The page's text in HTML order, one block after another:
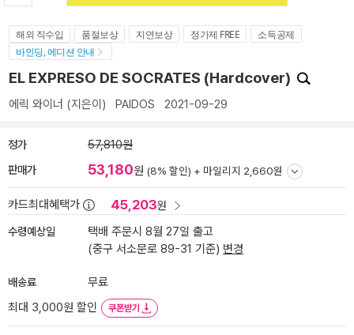
해외 직수입 품절보상 지연보상 정가제 FREE
소득공제
바인딩, 에디션 안내
EL EXPRESO DE SOCRATES (Hardcover)
에릭 와이너 (지은이) PAIDOS 2021-09-29
정가 57,810원
판매가 53,180원 (8% 할인) + 마일리지 2,660원
카드최대혜택가 45,203원
수령예상일
택배 주문시 8월 27일 출고
(중구 서소문로 89-31 기준) 변경
배송료
무료
최대 3,000원 할인
쿠폰받기